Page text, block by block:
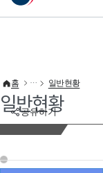
이 누리집은 대한민국 공식
공유하기
홈 일반현황
일반현황